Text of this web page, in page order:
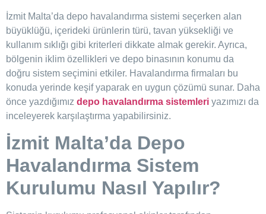
İzmit Malta’da depo havalandırma sistemi seçerken alan
büyüklüğü, içerideki ürünlerin türü, tavan yüksekliği ve
kullanım sıklığı gibi kriterleri dikkate almak gerekir. Ayrıca,
bölgenin iklim özellikleri ve depo binasının konumu da
doğru sistem seçimini etkiler. Havalandırma firmaları bu
konuda yerinde keşif yaparak en uygun çözümü sunar. Daha
önce yazdığımız depo havalandırma sistemleri yazımızı da
inceleyerek karşılaştırma yapabilirsiniz.
İzmit Malta’da Depo
Havalandırma Sistem
Kurulumu Nasıl Yapılır?